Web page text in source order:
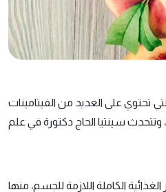
تحتوي على العديد من الفيتامينات
سينتيا الحاج دكتورة في علم
الكاملة اللازمة للجسم، منها